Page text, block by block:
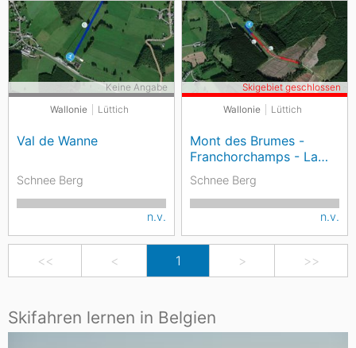
Wallonie Lüttich
Val de Wanne
Keine Angabe
Schnee Berg
n.v.
Wallonie Lüttich
Mont des Brumes -
Franchorchamps - La
Gleize
Skigebiet geschlossen
Schnee Berg
n.v.
<< < 1 > >>
Skifahren lernen in Belgien